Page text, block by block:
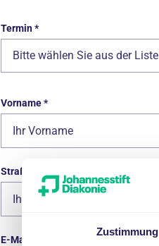
Zustimmung
Termin*
Bitte wählen Sie aus der
Vorname*
Straße, Hausnummer
E-Mail-Adresse